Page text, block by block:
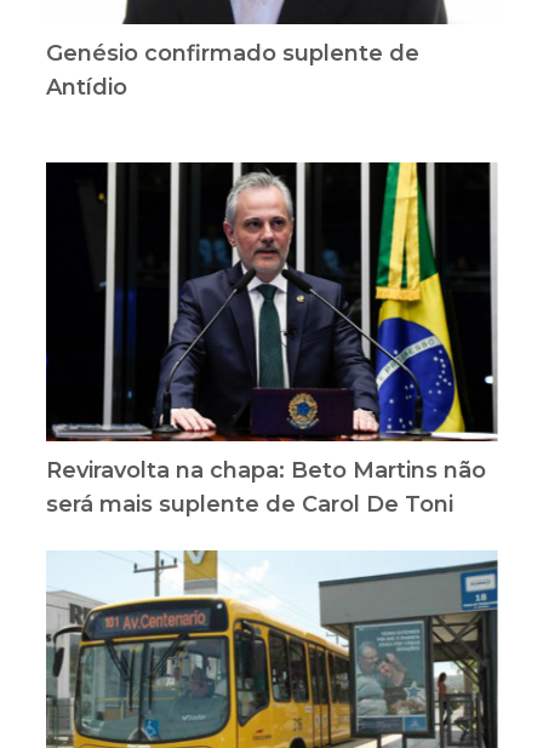
Genésio confirmado suplente de
Antídio
Reviravolta na chapa: Beto Martins não
será mais suplente de Carol De Toni